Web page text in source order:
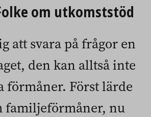
om utkomststöd
att svara på frågor en
den kan alltså inte
förmåner. Först lärde
familjeförmåner, nu